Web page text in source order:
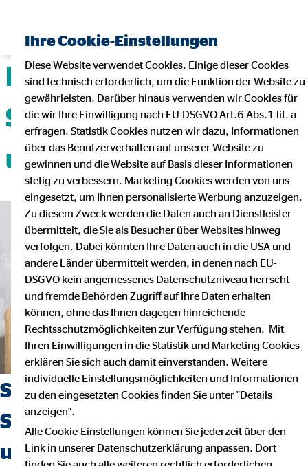
Deine Karriere mit
Sicherheit, Flexibilität
und Teamgeist!
Suchst du einen Job, der
Sicherheit, Selbstbestimmung
und Flexibilität vereint?
Ihre Cookie-Einstellungen
Diese Website verwendet Cookies. Einige dieser Cookies
sind technisch erforderlich, um die Funktion der Website zu
gewährleisten. Darüber hinaus verwenden wir Cookies für
die wir Ihre Einwilligung nach EU-DSGVO Art.6 Abs.1 lit. a
erfragen. Statistik Cookies nutzen wir dazu, Informationen
über das Benutzerverhalten auf unserer Website zu
gewinnen und die Website auf Basis dieser Informationen
stetig zu verbessern. Marketing Cookies werden von uns
eingesetzt, um Ihnen personalisierte Werbung anzuzeigen.
Zu diesem Zweck werden die Daten auch an Dienstleister
übermittelt, die Sie als Besucher über Websites hinweg
verfolgen. Dabei könnten Ihre Daten auch in die USA und
andere Länder übermittelt werden, in denen nach EU-
DSGVO kein angemessenes Datenschutzniveau herrscht
und fremde Behörden Zugriff auf Ihre Daten erhalten
können, ohne das Ihnen dagegen hinreichende
Rechtsschutzmöglichkeiten zur Verfügung stehen. Mit
Ihren Einwilligungen in die Statistik und Marketing Cookies
erklären Sie sich auch damit einverstanden. Weitere
individuelle Einstellungsmöglichkeiten und Informationen
zu den eingesetzten Cookies finden Sie unter "Details
anzeigen".
Alle Cookie-Einstellungen können Sie jederzeit über den
Link in unserer Datenschutzerklärung anpassen. Dort